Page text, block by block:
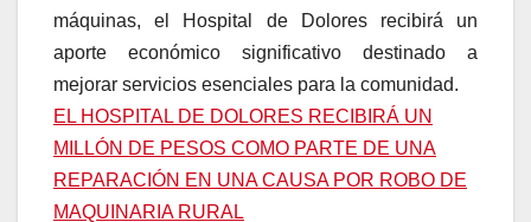
máquinas, el Hospital de Dolores recibirá un
aporte económico significativo destinado a
mejorar servicios esenciales para la comunidad.
EL HOSPITAL DE DOLORES RECIBIRÁ UN
MILLÓN DE PESOS COMO PARTE DE UNA
REPARACIÓN EN UNA CAUSA POR ROBO DE
MAQUINARIA RURAL